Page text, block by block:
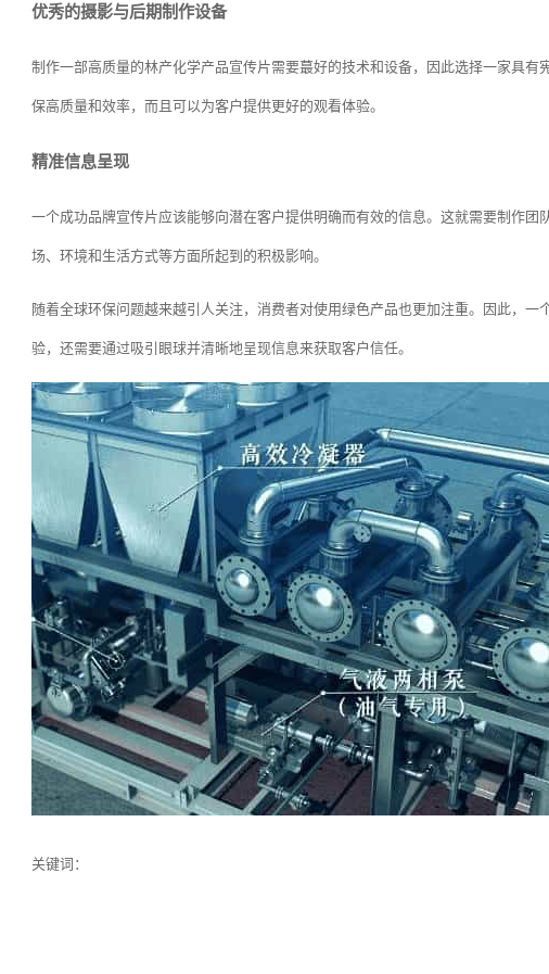
优秀的摄影与后期制作设备
制作一部高质量的林产化学产品宣传片需要蕞好的技术和设备，因此选择一家具有
保高质量和效率，而且可以为客户提供更好的观看体验。
精准信息呈现
一个成功品牌宣传片应该能够向潜在客户提供明确而有效的信息。这就需要制作
场、环境和生活方式等方面所起到的积极影响。
随着全球环保问题越来越引人关注，消费者对使用绿色产品也更加注重。因此，
验，还需要通过吸引眼球并清晰地呈现信息来获取客户信任。
关键词：